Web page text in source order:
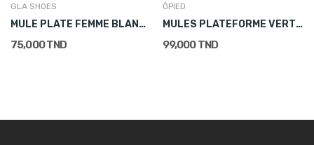
GLA SHOES
MULE PLATE FEMME BLANCHE EFFET CROCO À BOUCLE
75,000 TND
ÔPIED
MULES PLATEFORME VERT GRANDE BOUCLE DORÉE FEMME
99,000 TND